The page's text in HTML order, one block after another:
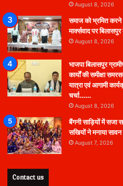
August 8, 2026
समाज को भ्रमित
मार्क्सवाद पर
August 8, 2026
भाजपा बिलासपुर
कार्यों की समीक्षा
यात्रा एवं आगामी
चर्चा……
August 8, 2026
बैंगनी साड़ियों में सजा
सखियों ने मनाया
August 7, 2026
Contact us